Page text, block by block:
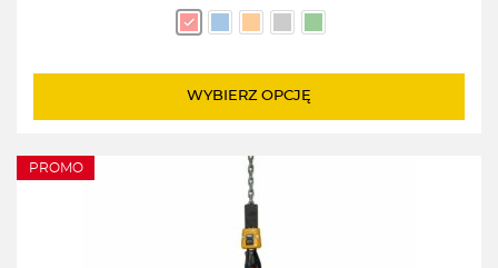
cena
wynosiła:
cena
wynosi:
WYBIERZ OPCJĘ
PROMO